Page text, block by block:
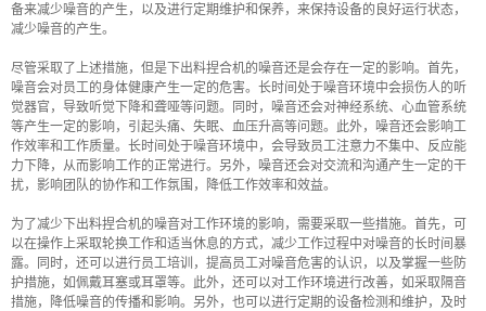
备来减少噪音的产生，以及进行定期维护和保养，来保持设备的良好运行状态，
减少噪音的产生。
尽管采取了上述措施，但是下出料捏合机的噪音还是会存在一定的影响。首先，
噪音会对员工的身体健康产生一定的危害。长时间处于噪音环境中会损伤人的听
觉器官，导致听觉下降和聋哑等问题。同时，噪音还会对神经系统、心血管系统
等产生一定的影响，引起头痛、失眠、血压升高等问题。此外，噪音还会影响工
作效率和工作质量。长时间处于噪音环境中，会导致员工注意力不集中、反应能
力下降，从而影响工作的正常进行。另外，噪音还会对交流和沟通产生一定的干
扰，影响团队的协作和工作氛围，降低工作效率和效益。
为了减少下出料捏合机的噪音对工作环境的影响，需要采取一些措施。首先，可
以在操作上采取轮换工作和适当休息的方式，减少工作过程中对噪音的长时间暴
露。同时，还可以进行员工培训，提高员工对噪音危害的认识，以及掌握一些防
护措施，如佩戴耳塞或耳罩等。此外，还可以对工作环境进行改善，如采取隔音
措施，降低噪音的传播和影响。另外，也可以进行定期的设备检测和维护，及时